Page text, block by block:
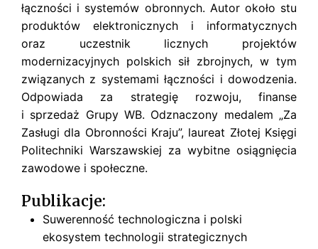
łączności i systemów obronnych. Autor około stu
produktów elektronicznych i informatycznych
oraz uczestnik licznych projektów
modernizacyjnych polskich sił zbrojnych, w tym
związanych z systemami łączności i dowodzenia.
Odpowiada za strategię rozwoju, finanse
i sprzedaż Grupy WB. Odznaczony medalem „Za
Zasługi dla Obronności Kraju”, laureat Złotej Księgi
Politechniki Warszawskiej za wybitne osiągnięcia
zawodowe i społeczne.
Publikacje:
Suwerenność technologiczna i polski
ekosystem technologii strategicznych